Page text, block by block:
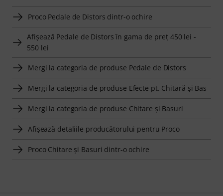
Proco Pedale de Distors dintr-o ochire
Afişează Pedale de Distors în gama de preţ 450 lei -
550 lei
Mergi la categoria de produse Pedale de Distors
Mergi la categoria de produse Efecte pt. Chitară şi Bas
Mergi la categoria de produse Chitare şi Basuri
Afişează detaliile producătorului pentru Proco
Proco Chitare şi Basuri dintr-o ochire